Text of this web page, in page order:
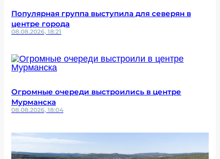
Популярная группа выступила для северян в
центре города
08.08.2026, 18:21
Огромные очереди выстроились в центре
Мурманска
08.08.2026, 18:04